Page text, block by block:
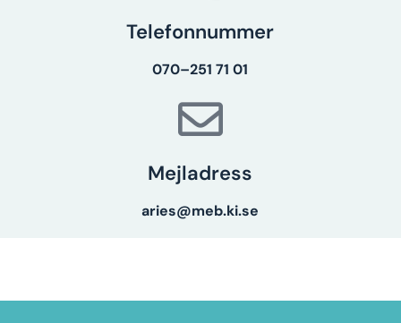
Telefonnummer
070–251 71 01
Mejladress
aries@meb.ki.se